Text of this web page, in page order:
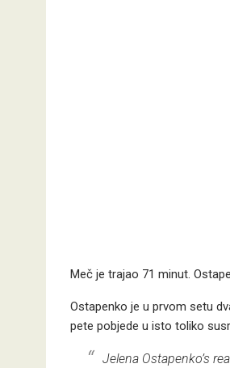
Meč je trajao 71 minut.
Ostapenko je u prvom setu
pete pobjede u isto toliko
Jelena Ostapenko’s